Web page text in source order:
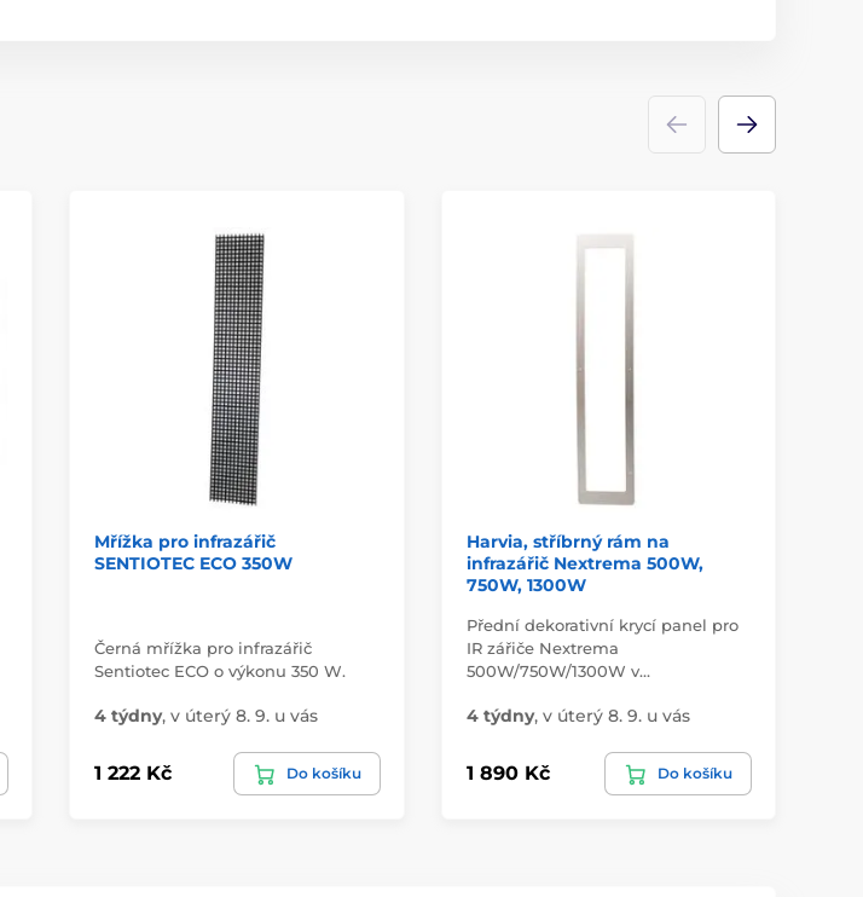
Mřížka pro infrazářič
SENTIOTEC ECO 350W
Černá mřížka pro infrazářič
Sentiotec ECO o výkonu 350 W.
4 týdny, v úterý 8. 9. u vás
1 222 Kč Do košíku
Harvia, stříbrný rám na
infrazářič Nextrema 500W,
750W, 1300W
Přední dekorativní krycí panel pro
IR zářiče Nextrema
500W/750W/1300W v…
4 týdny, v úterý 8. 9. u vás
1 890 Kč Do košíku